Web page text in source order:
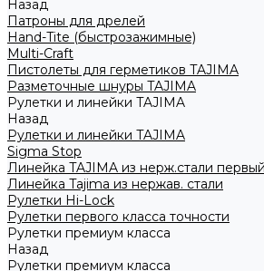
Назад
Патроны для дрелей
Hand-Tite (быстрозажимные)
Multi-Craft
Пистолеты для герметиков TAJIMA
Разметочные шнуры TAJIMA
Рулетки и линейки TAJIMA
Назад
Рулетки и линейки TAJIMA
Sigma Stop
Линейка TAJIMA из нерж.стали
Линейка Tajima из нержав. стали
Рулетки Hi-Lock
Рулетки первого класса точности
Рулетки премиум класса
Назад
Рулетки премиум класса